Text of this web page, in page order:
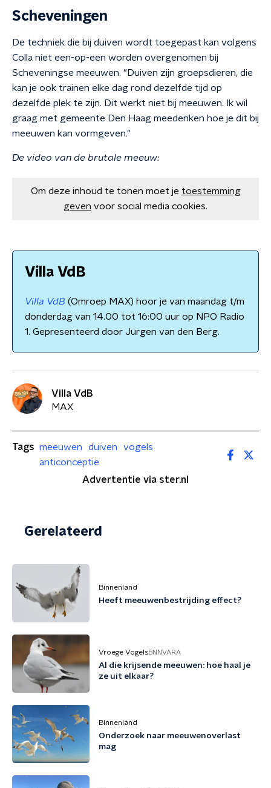
Scheveningen
De techniek die bij duiven wordt toegepast kan volgens
Colla niet een-op-een worden overgenomen bij
Scheveningse meeuwen. "Duiven zijn groepsdieren, die
kan je ook trainen elke dag rond dezelfde tijd op
dezelfde plek te zijn. Dit werkt niet bij meeuwen. Ik wil
graag met gemeente Den Haag meedenken hoe je dit bij
meeuwen kan vormgeven."
De video van de brutale meeuw:
Om deze inhoud te tonen moet je toestemming
geven voor social media cookies.
Villa VdB
Villa VdB (Omroep MAX) hoor je van maandag t/m
donderdag van 14.00 tot 16:00 uur op NPO Radio
1. Gepresenteerd door Jurgen van den Berg.
Villa VdB
MAX
Tags meeuwen duiven
vogels
anticonceptie
Advertentie via ster.nl
Gerelateerd
Binnenland
Heeft meeuwenbestrijding effect?
Vroege VogelsBNNVARA
Al die krijsende meeuwen: hoe haal je
ze uit elkaar?
Binnenland
Onderzoek naar meeuwenoverlast
mag